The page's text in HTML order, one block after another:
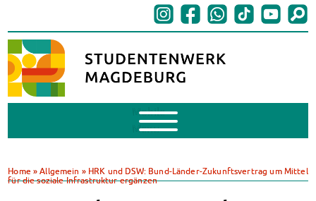
Mobile
Menu
BAföG beantragen
BAföG-FAQs
Home »Allgemein » HRK und DSW: Bund-Länder-Zukunftsvertrag um Mittel
für die soziale Infrastruktur ergänzen